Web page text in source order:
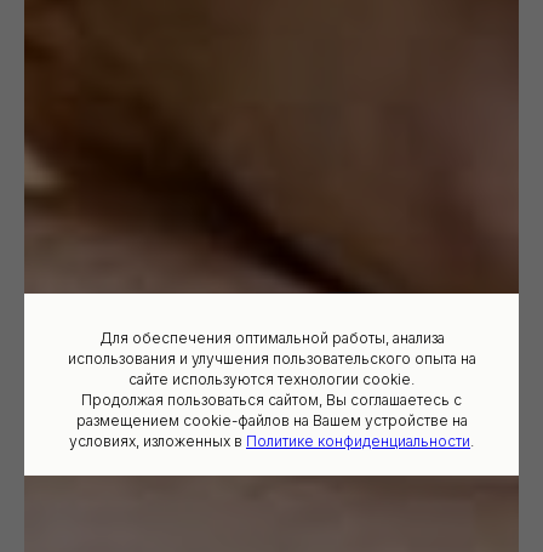
Для обеспечения оптимальной работы, анализа
использования и улучшения пользовательского опыта на
сайте используются технологии cookie.
Продолжая пользоваться сайтом, Вы соглашаетесь с
размещением cookie-файлов на Вашем устройстве на
условиях, изложенных в Политике конфиденциальности.